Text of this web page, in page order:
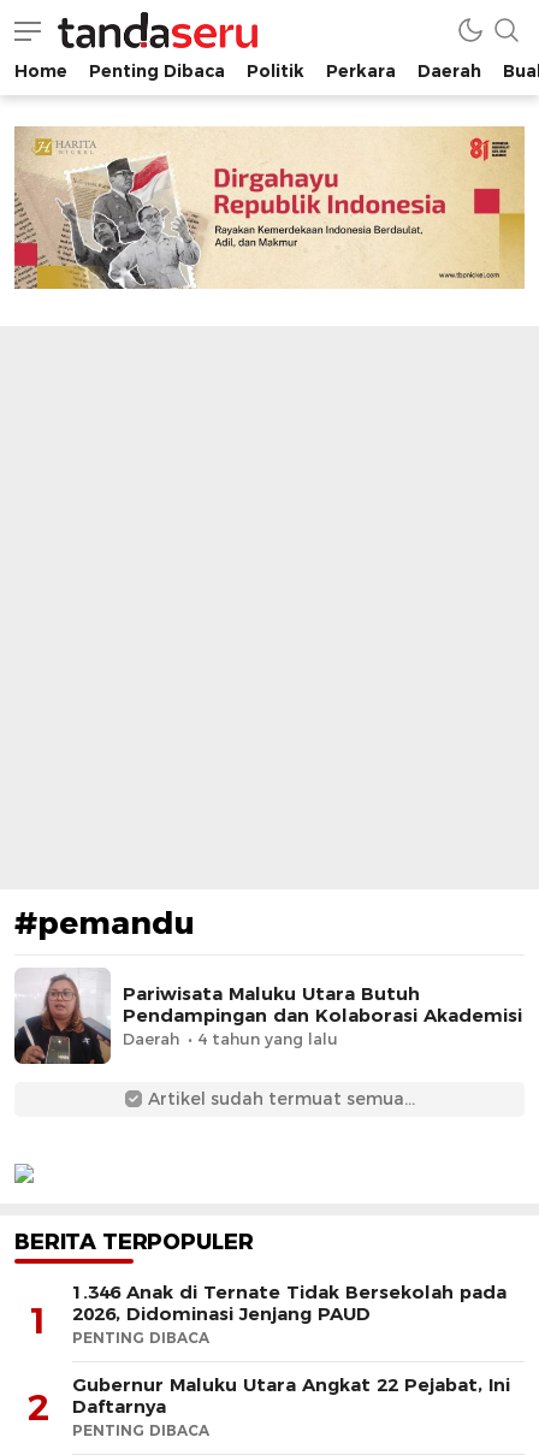
tandaseru.com | Penting Dibaca
tandaseru.com
Home Penting Dibaca Politik Perkara Daerah
#pemandu
Pariwisata Maluku Utara Butuh
Pendampingan dan Kolaborasi Akademisi
Daerah 4 tahun yang lalu
Artikel sudah termuat semua...
BERITA TERPOPULER
1
1.346 Anak di Ternate Tidak Bersekolah pada
2026, Didominasi Jenjang PAUD
PENTING DIBACA
2
Gubernur Maluku Utara Angkat 22 Pejabat, Ini
Daftarnya
PENTING DIBACA